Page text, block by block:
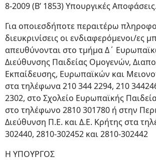
8-2009 (Β’ 1853) Υπουργικές Αποφάσεις.
Για οποιεσδήποτε περαιτέρω
διευκρινίσεις οι ενδιαφερόμενοι/ες
απευθύνονται στο τμήμα Δ΄
Διεύθυνσης Παιδείας Ομογενών,
Εκπαίδευσης, Ευρωπαϊκών και
στα τηλέφωνα 210 344 2294, 210
2302, στο Σχολείο Ευρωπαϊκής
στο τηλέφωνο 2810 301780 ή στην
Διεύθυνση Π.Ε. και Δ.Ε. Κρήτης στα
302440, 2810-302452 και 2810-302442
Η ΥΠΟΥΡΓΟΣ